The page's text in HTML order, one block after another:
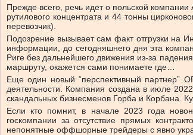
Прежде всего, речь идет о польской
рутилового концентрата и 44 тонны
перевозчик).
Подозрение вызывает сам факт отгрузки на
информации, до сегодняшнего дня эта
Риге без дальнейшего движения из-за
маршруту, окажется сами понимаете где…
Еще один новый “перспективный партнер”
деятельности. Компания создана в июле
скандальных бизнесменов Горба и Корбана.
Если кто помнит, в начале 2023 года
госкомпании за отсутствие прямых
непонятные оффшорные трейдеры с явно